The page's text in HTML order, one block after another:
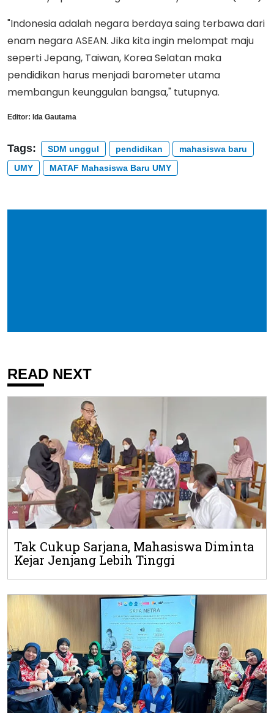
"Indonesia adalah negara berdaya saing terbawa dari
enam negara ASEAN. Jika kita ingin melompat maju
seperti Jepang, Taiwan, Korea Selatan maka
pendidikan harus menjadi barometer utama
membangun keunggulan bangsa," tutupnya.
Editor: Ida Gautama
Tags: SDM unggul pendidikan
mahasiswa baru
UMY
MATAF Mahasiswa Baru UMY
READ NEXT
Tak Cukup Sarjana, Mahasiswa Diminta
Kejar Jenjang Lebih Tinggi